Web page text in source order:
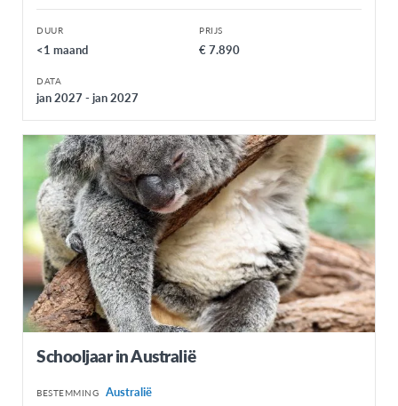
DUUR
<1 maand
PRIJS
€ 7.890
DATA
jan 2027 - jan 2027
Schooljaar in Australië
BESTEMMING Australië